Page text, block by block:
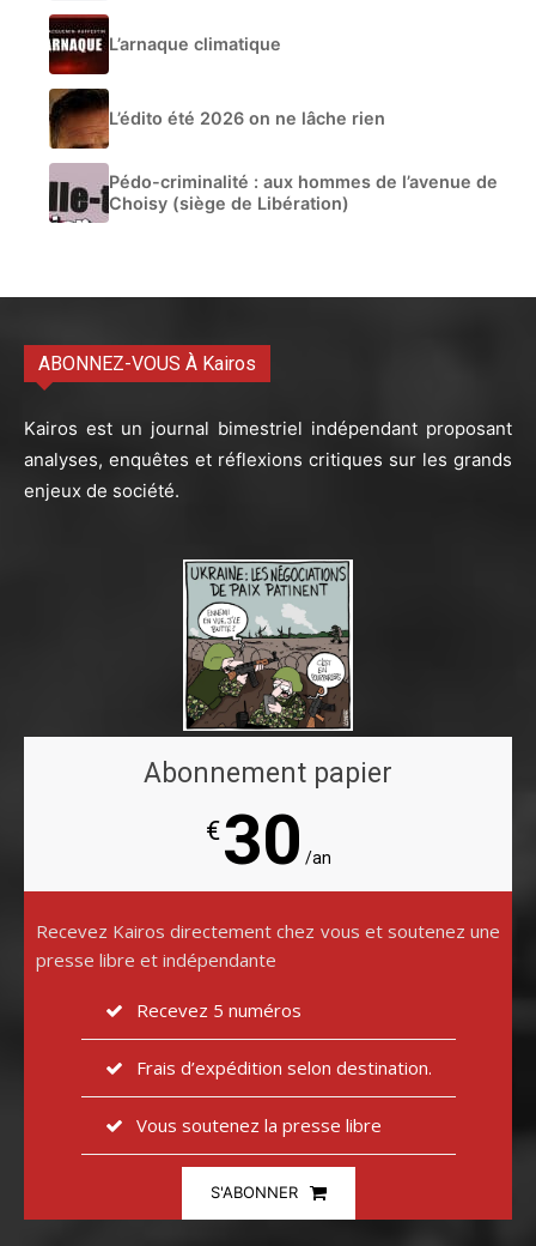
L’arnaque climatique
L’édito été 2026 on ne lâche rien
Pédo-criminalité : aux hommes de l’avenue de
Choisy (siège de Libération)
ABONNEZ-VOUS À Kairos
Kairos est un journal bimestriel indépendant proposant
analyses, enquêtes et réflexions critiques sur les grands
enjeux de société.
Abonnement papier
€30 /an
Recevez Kairos directement chez vous et soutenez une
presse libre et indépendante
Recevez 5 numéros
Frais d’expédition selon destination.
Vous soutenez la presse libre
S'ABONNER